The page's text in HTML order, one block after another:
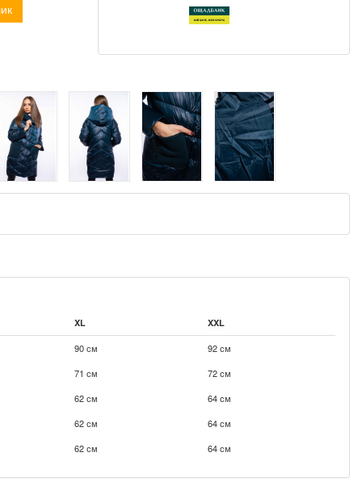
XL XXL
90 см
92 см
71 см
72 см
62 см
64 см
62 см
64 см
62 см 64 см